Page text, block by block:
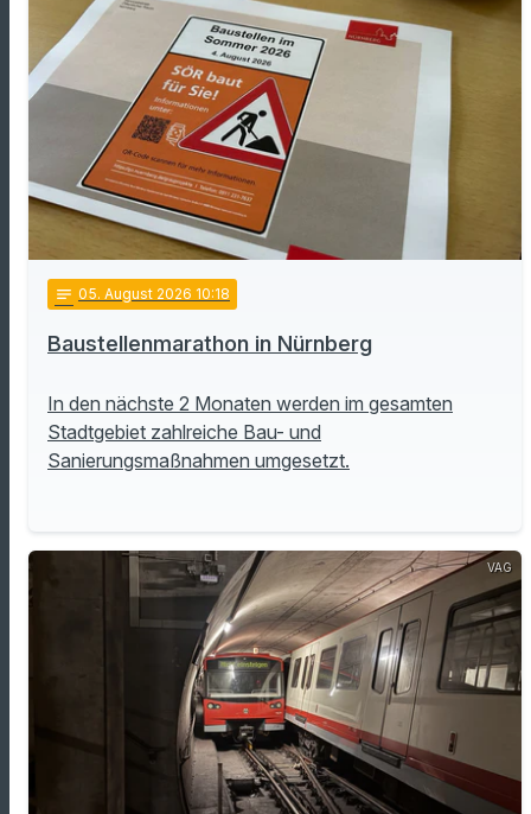
notes 05. August 2026 10:18
Baustellenmarathon in Nürnberg
In den nächste 2 Monaten werden im gesamten
Stadtgebiet zahlreiche Bau- und
Sanierungsmaßnahmen umgesetzt.
VAG